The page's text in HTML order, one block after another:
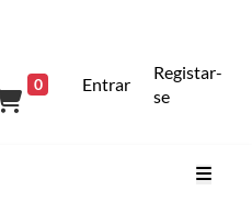
0 Entrar
Registar-
se